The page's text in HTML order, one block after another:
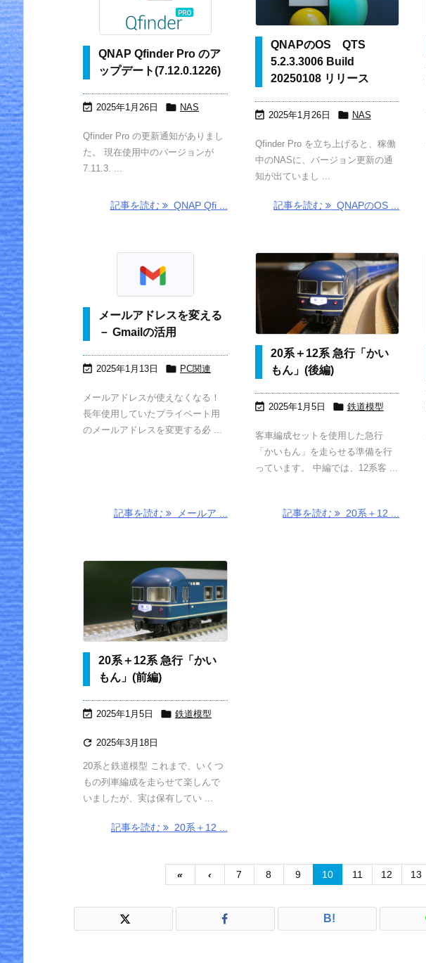
QNAP Qfinder Pro のア
ップデート(7.12.0.1226)
 2025年1月26日  NAS
Qfinder Pro の更新通知がありまし
た。 現在使用中のバージョンが
7.11.3. ...
記事を読む QNAP Qfi ...
QNAPのOS QTS
5.2.3.3006 Build
20250108 リリース
 2025年1月26日  NAS
Qfinder Pro を立ち上げると、稼働
中のNASに、バージョン更新の通
知が出ていまし ...
記事を読む QNAPのOS ...
メールアドレスを変える
－ Gmailの活用
 2025年1月13日  PC関連
メールアドレスが使えなくなる！
長年使用していたプライベート用
のメールアドレスを変更する必 ...
記事を読む メールア ...
20系＋12系 急行「かい
もん」(後編)
 2025年1月5日  鉄道模型
客車編成セットを使用した急行
「かいもん」を走らせる準備を行
っています。 中編では、12系客 ...
記事を読む 20系＋12 ...
20系＋12系 急行「かい
もん」(前編)
 2025年1月5日  鉄道模型
 2025年3月18日
20系と鉄道模型 これまで、いくつ
もの列車編成を走らせて楽しんで
いましたが、実は保有してい ...
記事を読む 20系＋12 ...
« ‹ 7 8 9 10 11 12 13
B!
24系25形 寝
戸」(KATO 10